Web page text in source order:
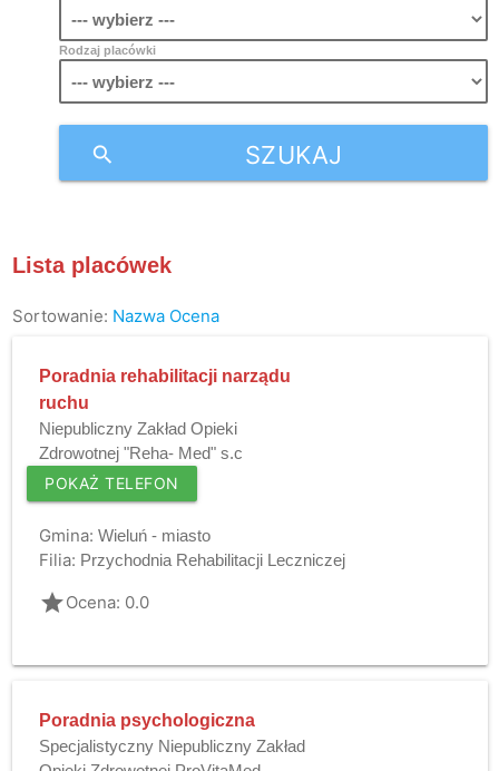
Rodzaj placówki
SZUKAJ
search
Lista placówek
Sortowanie: Nazwa Ocena
Poradnia rehabilitacji narządu
ruchu
Niepubliczny Zakład Opieki
Zdrowotnej "Reha- Med" s.c
POKAŻ TELEFON
Gmina: Wieluń - miasto
Filia: Przychodnia Rehabilitacji Leczniczej
gradeOcena: 0.0
Poradnia psychologiczna
Specjalistyczny Niepubliczny Zakład